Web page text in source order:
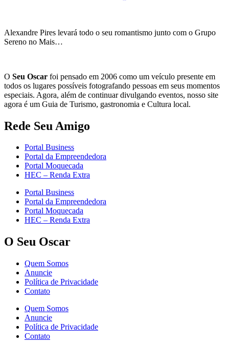
Alexandre Pires levará todo o seu romantismo junto com o Grupo
Sereno no Mais…
O Seu Oscar foi pensado em 2006 como um veículo presente em
todos os lugares possíveis fotografando pessoas em seus momentos
especiais. Agora, além de continuar divulgando eventos, nosso site
agora é um Guia de Turismo, gastronomia e Cultura local.
Rede Seu Amigo
Portal Business
Portal da Empreendedora
Portal Moquecada
HEC – Renda Extra
Portal Business
Portal da Empreendedora
Portal Moquecada
HEC – Renda Extra
O Seu Oscar
Quem Somos
Anuncie
Política de Privacidade
Contato
Quem Somos
Anuncie
Política de Privacidade
Contato